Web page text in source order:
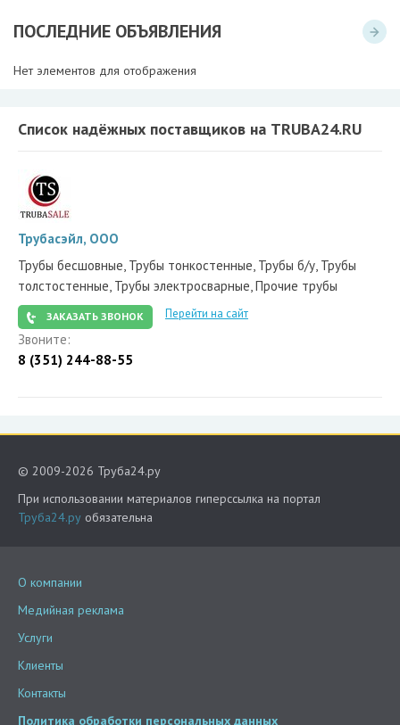
ПОСЛЕДНИЕ ОБЪЯВЛЕНИЯ
Нет элементов для отображения
Список надёжных поставщиков на TRUBA24.RU
Трубасэйл, ООО
Трубы бесшовные, Трубы тонкостенные, Трубы б/у, Трубы
толстостенные, Трубы электросварные, Прочие трубы
ЗАКАЗАТЬ ЗВОНОК Перейти на сайт
Звоните:
8 (351) 244-88-55
© 2009-2026 Труба24.ру
При использовании материалов гиперссылка на портал
Труба24.ру обязательна
О компании
Медийная реклама
Услуги
Клиенты
Контакты
Политика обработки персональных данных